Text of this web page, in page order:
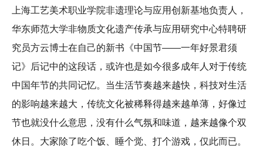
上海工艺美术职业学院非遗理论与应用创新基地负责人，
华东师范大学非物质文化遗产传承与应用研究中心特聘研
究员方云博士在自己的新书《中国节——一年好景君须
记》后记中的这段话，或许也是如今很多成年人对于传统
中国年节的共同记忆。当生活节奏越来越快，科技对生活
的影响越来越大，传统文化被稀释得越来越单薄，好像过
节也就没什么意思，没有什么气氛和味道，越来越像个双
休日。大家除了吃个饭、睡个觉、打个游戏，仅此而已。